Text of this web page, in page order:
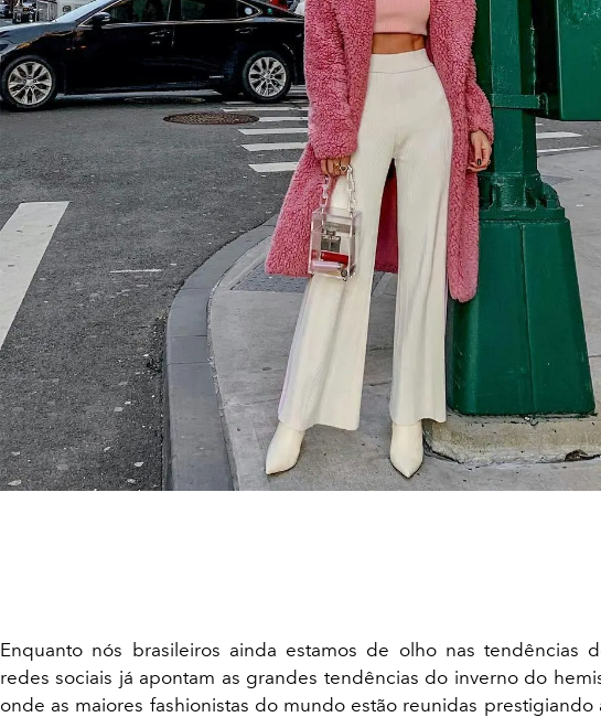
Enquanto nós brasileiros ainda estamos de olho nas tendências
redes sociais já apontam as grandes tendências do inverno do
onde as maiores fashionistas do mundo estão reunidas prestigiando